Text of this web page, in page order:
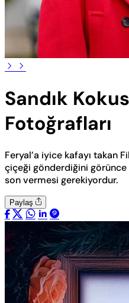
Sandık
Fotoğrafları
Feryal’a iyice kafayı takan
çiçeği gönderdiğini
son vermesi gerekiyordur.
Paylaş